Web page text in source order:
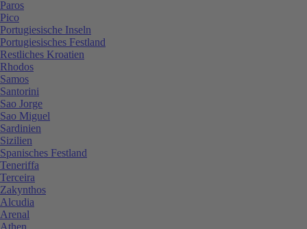
Paros
Pico
Portugiesische Inseln
Portugiesisches Festland
Restliches Kroatien
Rhodos
Samos
Santorini
Sao Jorge
Sao Miguel
Sardinien
Sizilien
Spanisches Festland
Teneriffa
Terceira
Zakynthos
Alcudia
Arenal
Athen